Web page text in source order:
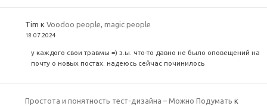
Tim кVoodoo people, magic people
18.07.2024
у каждого свои травмы =) з.ы. что-то давно не было оповещений на
почту о новых постах. надеюсь сейчас починилось
Простота и понятность тест-дизайна – Можно Подумать к